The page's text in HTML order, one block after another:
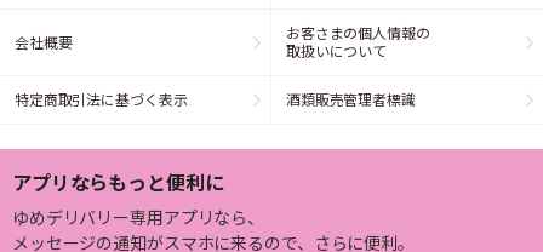
会社概要
お客さまの個人情報の
取扱いについて
特定商取引法に基づく表示 酒類販売管理者標識
アプリならもっと便利に
ゆめデリバリー専用アプリなら、
メッセージの通知がスマホに来るので、さらに便利。